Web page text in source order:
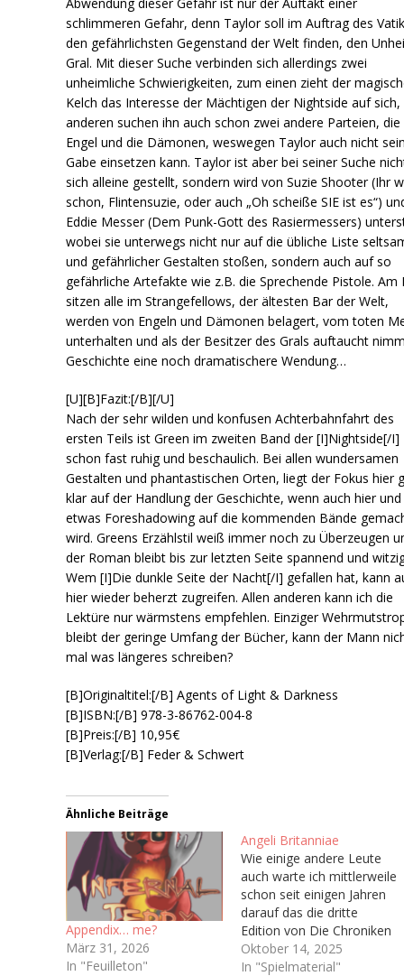
schlimmeren Gefahr, denn Taylor soll im Auftrag des
den gefährlichsten Gegenstand der Welt finden, den
Gral. Mit dieser Suche verbinden sich allerdings zwei
unheimliche Schwierigkeiten, zum einen zieht der
Kelch das Interesse der Mächtigen der Nightside auf
anderen suchen ihn auch schon zwei andere Parteien, die
Engel und die Dämonen, weswegen Taylor auch nicht
Gabe einsetzen kann. Taylor ist aber bei seiner Suche
sich alleine gestellt, sondern wird von Suzie Shooter (Ihr
schon, Flintensuzie, oder auch „Oh scheiße SIE ist es“)
Eddie Messer (Dem Punk-Gott des Rasiermessers)
wobei sie unterwegs nicht nur auf die übliche Liste
und gefährlicher Gestalten stoßen, sondern auch auf so
gefährliche Artefakte wie z.B. die Sprechende Pistole. Am
sitzen alle im Strangefellows, der ältesten Bar der Welt,
werden von Engeln und Dämonen belagert, vom toten
unterhalten und als der Besitzer des Grals auftaucht
Geschichte eine noch dramatischere Wendung…
[U][B]Fazit:[/B][/U]
Nach der sehr wilden und konfusen Achterbahnfahrt des
ersten Teils ist Green im zweiten Band der [I]Nightside[/I]
schon fast ruhig und beschaulich. Bei allen wundersamen
Gestalten und phantastischen Orten, liegt der Fokus hier
klar auf der Handlung der Geschichte, wenn auch hier
etwas Foreshadowing auf die kommenden Bände
wird. Greens Erzählstil weiß immer noch zu Überzeugen
der Roman bleibt bis zur letzten Seite spannend und
Wem [I]Die dunkle Seite der Nacht[/I] gefallen hat, kann
hier wieder beherzt zugreifen. Allen anderen kann ich die
Lektüre nur wärmstens empfehlen. Einziger
bleibt der geringe Umfang der Bücher, kann der Mann
mal was längeres schreiben?
[B]Originaltitel:[/B] Agents of Light & Darkness
[B]ISBN:[/B] 978-3-86762-004-8
[B]Preis:[/B] 10,95€
[B]Verlag:[/B] Feder & Schwert
Ähnliche Beiträge
Appendix… me?
März 31, 2026
In "Feuilleton"
Angeli Britanniae
Wie einige andere Leute
auch warte ich mittlerweile
schon seit einigen Jahren
darauf das die dritte
Edition von Die Chroniken
der Engel (Vulgo: Engel),
welche ja irgendwann bald
Oktober 14, 2025
In "Spielmaterial"